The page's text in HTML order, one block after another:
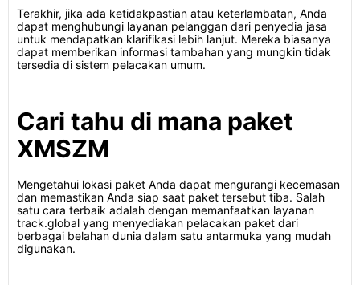
Terakhir, jika ada ketidakpastian atau keterlambatan, Anda
dapat menghubungi layanan pelanggan dari penyedia jasa
untuk mendapatkan klarifikasi lebih lanjut. Mereka biasanya
dapat memberikan informasi tambahan yang mungkin tidak
tersedia di sistem pelacakan umum.
Cari tahu di mana paket
XMSZM
Mengetahui lokasi paket Anda dapat mengurangi kecemasan
dan memastikan Anda siap saat paket tersebut tiba. Salah
satu cara terbaik adalah dengan memanfaatkan layanan
track.global yang menyediakan pelacakan paket dari
berbagai belahan dunia dalam satu antarmuka yang mudah
digunakan.